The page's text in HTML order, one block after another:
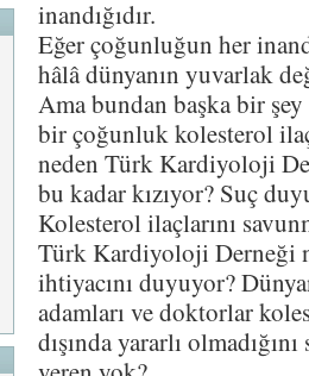
inandığıdır.
Eğer çoğunluğun her
hâlâ dünyanın yuvarlak
Ama bundan başka bir
bir çoğunluk kolesterol
neden Türk Kardiyoloji
bu kadar kızıyor? Suç
Kolesterol ilaçlarını
Türk Kardiyoloji Derneği
ihtiyacını duyuyor?
adamları ve doktorlar
dışında yararlı